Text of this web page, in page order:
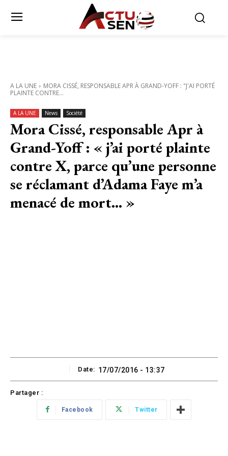
A LA UNE
MORA CISSÉ, RESPONSABLE APR À GRAND-YOFF : "J'AI PORTÉ
PLAINTE CONTRE...
A LA UNE News Société
Mora Cissé, responsable Apr à
Grand-Yoff : « j’ai porté plainte
contre X, parce qu’une personne
se réclamant d’Adama Faye m’a
menacé de mort… »
Date: 17/07/2016 - 13:37
Partager :
Facebook Twitter